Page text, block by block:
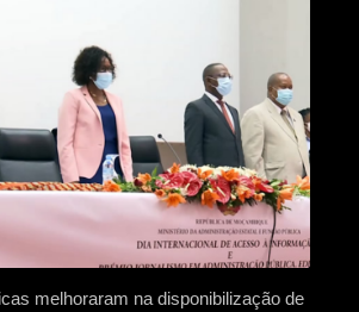
melhoraram na disponibilização de